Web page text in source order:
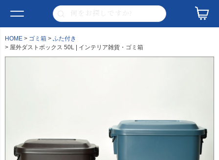
HOME ゴミ箱
ふた付き
屋外ダストボックス 50L | インテリア雑貨・ゴミ箱